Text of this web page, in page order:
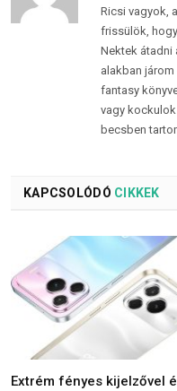
Ricsi vagyok,
frissülök,
Nektek átadni
alakban
fantasy
vagy
becsben
KAPCSOLÓDÓ CIKKEK
Extrém fényes kijelzővel